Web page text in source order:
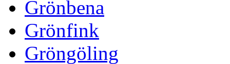
Grönbena
Grönfink
Gröngöling